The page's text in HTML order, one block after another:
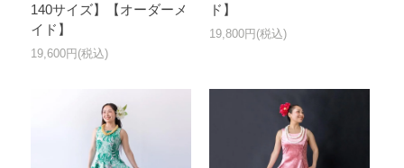
140サイズ】【オーダーメ
イド】
19,600円(税込)
ド】
19,800円(税込)